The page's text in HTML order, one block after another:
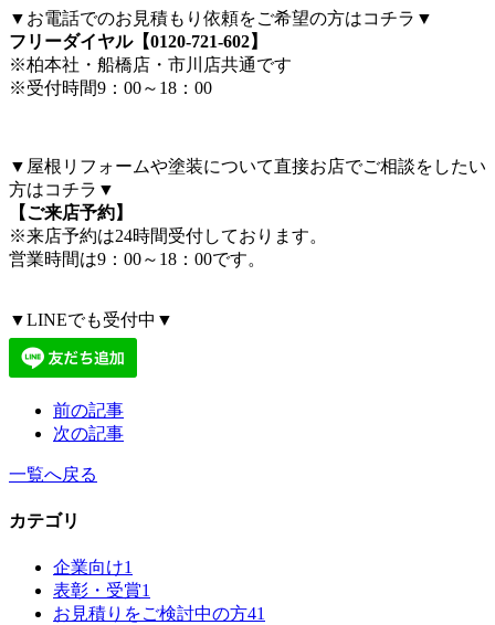
▼お電話でのお見積もり依頼をご希望の方はコチラ▼
フリーダイヤル【0120-721-602】
※柏本社・船橋店・市川店共通です
※受付時間9：00～18：00
▼屋根リフォームや塗装について直接お店でご相談をしたい
方はコチラ▼
【ご来店予約】
※来店予約は24時間受付しております。
営業時間は9：00～18：00です。
▼LINEでも受付中▼
前の記事
次の記事
一覧へ戻る
カテゴリ
企業向け1
表彰・受賞1
お見積りをご検討中の方41